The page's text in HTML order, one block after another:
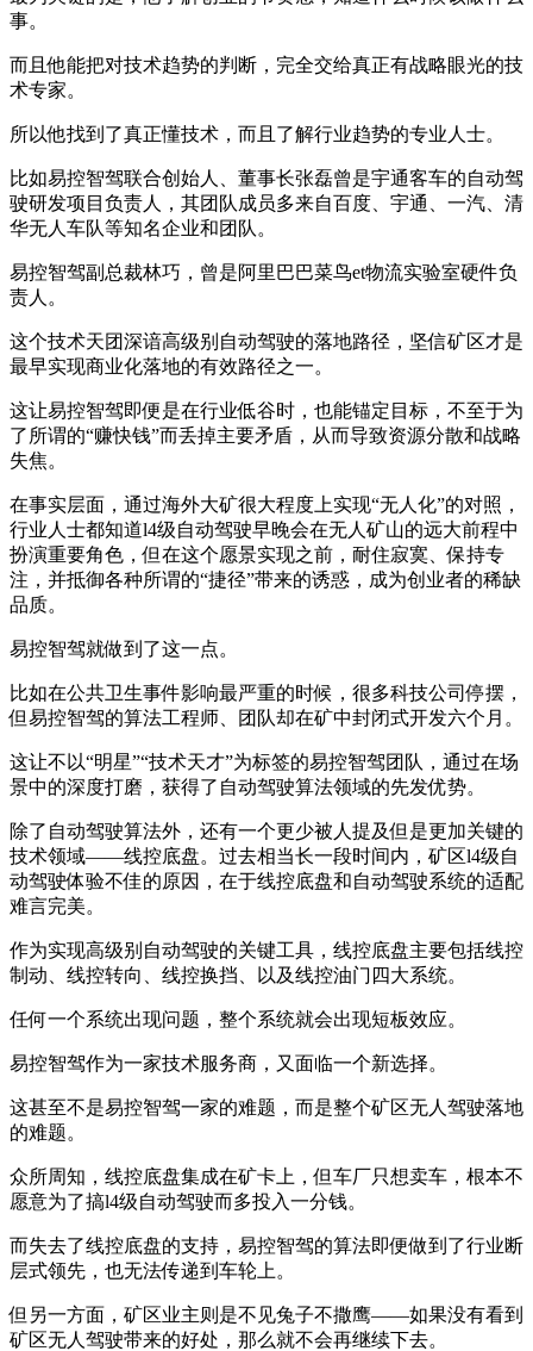
事。
而且他能把对技术趋势的判断，完全交给真正有战略眼光的技
术专家。
所以他找到了真正懂技术，而且了解行业趋势的专业人士。
比如易控智驾联合创始人、董事长张磊曾是宇通客车的自动驾
驶研发项目负责人，其团队成员多来自百度、宇通、一汽、清
华无人车队等知名企业和团队。
易控智驾副总裁林巧，曾是阿里巴巴菜鸟et物流实验室硬件负
责人。
这个技术天团深谙高级别自动驾驶的落地路径，坚信矿区才是
最早实现商业化落地的有效路径之一。
这让易控智驾即便是在行业低谷时，也能锚定目标，不至于为
了所谓的“赚快钱”而丢掉主要矛盾，从而导致资源分散和战略
失焦。
在事实层面，通过海外大矿很大程度上实现“无人化”的对照，
行业人士都知道l4级自动驾驶早晚会在无人矿山的远大前程中
扮演重要角色，但在这个愿景实现之前，耐住寂寞、保持专
注，并抵御各种所谓的“捷径”带来的诱惑，成为创业者的稀缺
品质。
易控智驾就做到了这一点。
比如在公共卫生事件影响最严重的时候，很多科技公司停摆，
但易控智驾的算法工程师、团队却在矿中封闭式开发六个月。
这让不以“明星”“技术天才”为标签的易控智驾团队，通过在场
景中的深度打磨，获得了自动驾驶算法领域的先发优势。
除了自动驾驶算法外，还有一个更少被人提及但是更加关键的
技术领域——线控底盘。过去相当长一段时间内，矿区l4级自
动驾驶体验不佳的原因，在于线控底盘和自动驾驶系统的适配
难言完美。
作为实现高级别自动驾驶的关键工具，线控底盘主要包括线控
制动、线控转向、线控换挡、以及线控油门四大系统。
任何一个系统出现问题，整个系统就会出现短板效应。
易控智驾作为一家技术服务商，又面临一个新选择。
这甚至不是易控智驾一家的难题，而是整个矿区无人驾驶落地
的难题。
众所周知，线控底盘集成在矿卡上，但车厂只想卖车，根本不
愿意为了搞l4级自动驾驶而多投入一分钱。
而失去了线控底盘的支持，易控智驾的算法即便做到了行业断
层式领先，也无法传递到车轮上。
但另一方面，矿区业主则是不见兔子不撒鹰——如果没有看到
矿区无人驾驶带来的好处，那么就不会再继续下去。